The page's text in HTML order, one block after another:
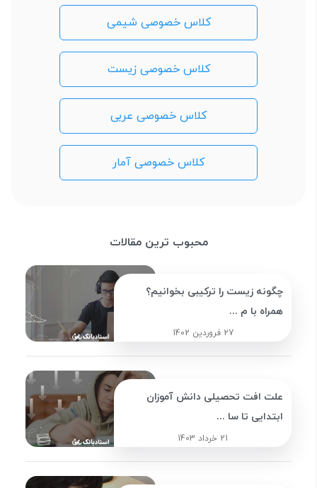
کلاس خصوصی شیمی
کلاس خصوصی زیست
کلاس خصوصی عربی
کلاس خصوصی آمار
محبوب ترین مقالات
چگونه زیست را ترکیبی بخوانیم؟
همراه با م ...
27 فروردین 1402
علت افت تحصیلی دانش آموزان
ابتدایی تا سا ...
21 خرداد 1403